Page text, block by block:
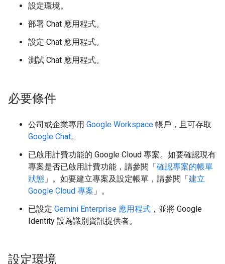
設定環境。
部署 Chat 應用程式。
設定 Chat 應用程式。
測試 Chat 應用程式。
必要條件
公司或企業專用 Google Workspace 帳戶，且可存取
Google Chat。
已啟用計費功能的 Google Cloud 專案。如要確認現有
專案是否已啟用計費功能，請參閱「確認專案的帳單
狀態 」。如要建立專案及設定帳單，請參閱「建立
Google Cloud 專案 」。
已設定 Gemini Enterprise 應用程式 ，並將 Google
Identity 設為識別資訊提供者。
設定環境